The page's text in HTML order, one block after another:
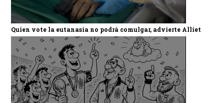
Quien vote la eutanasia no podrá comulgar, advierte Alliet